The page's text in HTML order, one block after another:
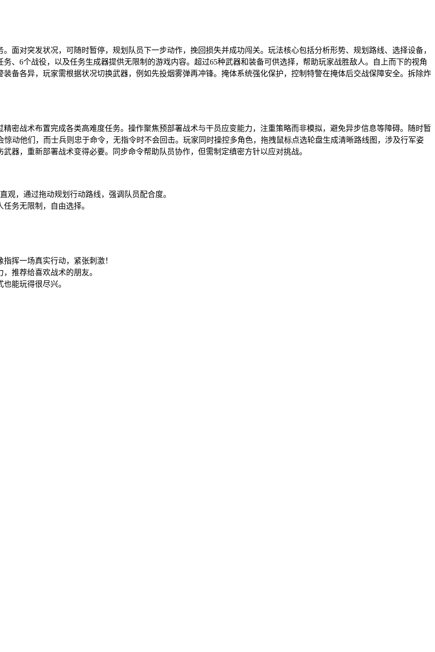
面对突发状况，可随时暂停，规划队员下一步动作，挽回损失并成功闯关。玩法核心包括分析形势、规划路线、选择设备，
、6个战役，以及任务生成器提供无限制的游戏内容。超过65种武器和装备可供选择，帮助玩家战胜敌人。自上而下的视角
备各异，玩家需根据状况切换武器，例如先投烟雾弹再冲锋。掩体系统强化保护，控制特警在掩体后交战保障安全。拆除炸
密战术布置完成各类高难度任务。操作聚焦预部署战术与干员应变能力，注重策略而非模拟，避免异步信息等障碍。随时暂
动他们，而士兵则忠于命令，无指令时不会回击。玩家同时操控多角色，拖拽鼠标点选轮盘生成清晰路线图，涉及行军姿
器，重新部署战术变得必要。同步命令帮助队员协作，但需制定缜密方针以应对挑战。
观，通过拖动规划行动路线，强调队员配合度。
务无限制，自由选择。
挥一场真实行动，紧张刺激！
推荐给喜欢战术的朋友。
能玩得很尽兴。